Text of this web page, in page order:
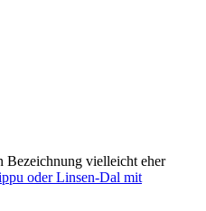
Bezeichnung vielleicht eher
oder Linsen-Dal mit